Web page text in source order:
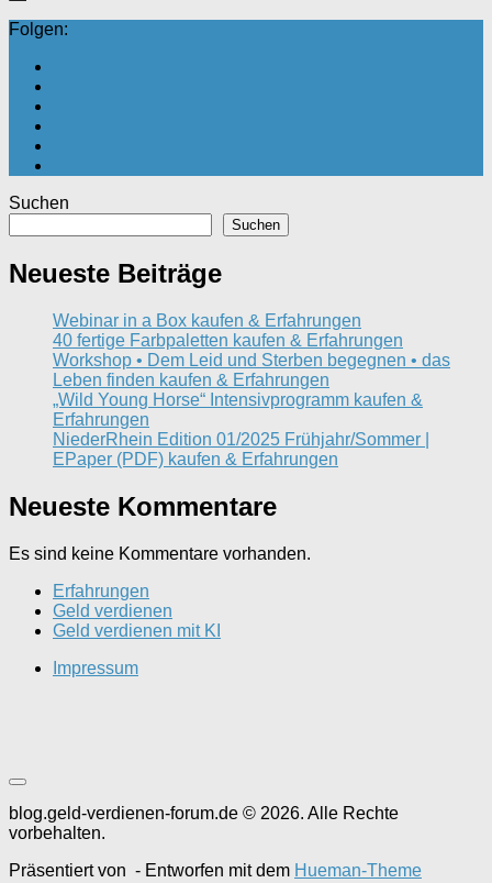
Folgen:
Suchen
Suchen
Neueste Beiträge
Webinar in a Box kaufen & Erfahrungen
40 fertige Farbpaletten kaufen & Erfahrungen
Workshop • Dem Leid und Sterben begegnen • das
Leben finden kaufen & Erfahrungen
„Wild Young Horse“ Intensivprogramm kaufen &
Erfahrungen
NiederRhein Edition 01/2025 Frühjahr/Sommer |
EPaper (PDF) kaufen & Erfahrungen
Neueste Kommentare
Es sind keine Kommentare vorhanden.
Erfahrungen
Geld verdienen
Geld verdienen mit KI
Impressum
blog.geld-verdienen-forum.de © 2026. Alle Rechte
vorbehalten.
Präsentiert von - Entworfen mit dem Hueman-Theme